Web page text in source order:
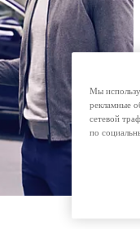
Мы
рекламные
сетевой
по